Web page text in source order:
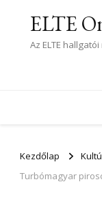
ELTE
Az ELTE
Kezdőlap
Turbómagyar